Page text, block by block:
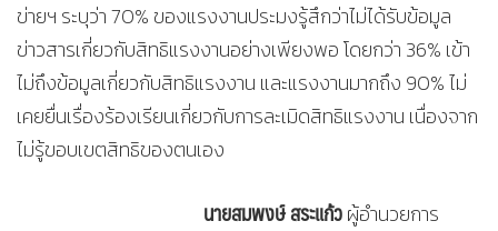
ข่ายฯ ระบุว่า 70% ของแรงงานประมงรู้สึกว่าไม่ได้รับข้อมูล
ข่าวสารเกี่ยวกับสิทธิแรงงานอย่างเพียงพอ โดยกว่า 36% เข้า
ไม่ถึงข้อมูลเกี่ยวกับสิทธิแรงงาน และแรงงานมากถึง 90% ไม่
เคยยื่นเรื่องร้องเรียนเกี่ยวกับการละเมิดสิทธิแรงงาน เนื่องจาก
ไม่รู้ขอบเขตสิทธิของตนเอง
นายสมพงษ์ สระแก้วผู้อำนวยการ